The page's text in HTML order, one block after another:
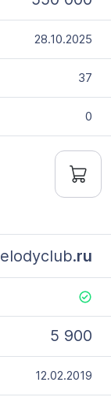
28.10.2025
37
0
ru
5 900
12.02.2019